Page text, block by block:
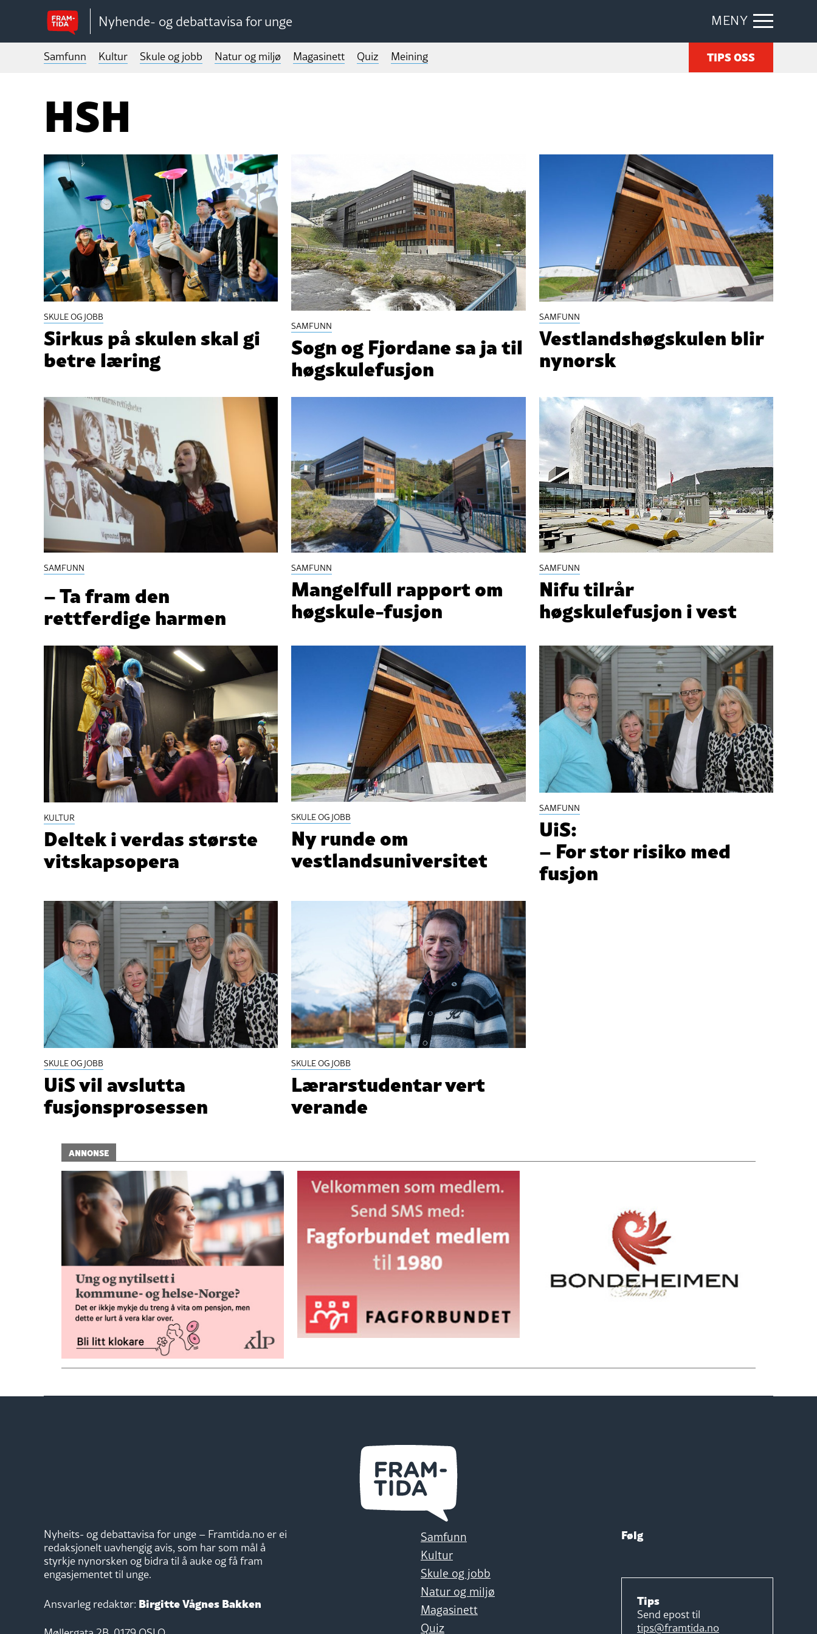
Nyhende- og debattavisa for unge MENY
Samfunn Kultur Skule og jobb Natur og miljø Magasinett Quiz Meining TIPS OSS
HSH
SKULE OG JOBB
Sirkus på skulen skal gi
betre læring
SAMFUNN
Sogn og Fjordane sa ja til
høgskulefusjon
SAMFUNN
Vestlandshøgskulen blir
nynorsk
SAMFUNN
– Ta fram den
rettferdige harmen
SAMFUNN
Mangelfull rapport om
høgskule-fusjon
SAMFUNN
Nifu tilrår
høgskulefusjon i vest
KULTUR
Deltek i verdas største
vitskapsopera
SKULE OG JOBB
Ny runde om
vestlandsuniversitet
SAMFUNN
UiS:
– For stor risiko med
fusjon
SKULE OG JOBB
UiS vil avslutta
fusjonsprosessen
SKULE OG JOBB
Lærarstudentar vert
verande
ANNONSE
Nyheits- og debattavisa for unge – Framtida.no er ei
redaksjonelt uavhengig avis, som har som mål å
styrkje nynorsken og bidra til å auke og få fram
engasjementet til unge.
Ansvarleg redaktør: Birgitte Vågnes Bakken
Samfunn
Kultur
Skule og jobb
Natur og miljø
Magasinett
Quiz
Følg
Tips
Send epost til
tips@framtida.no